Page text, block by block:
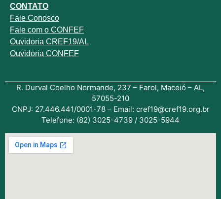
CONTATO
Fale Conosco
Fale com o CONFEF
Ouvidoria CREF19/AL
Ouvidoria CONFEF
R. Durval Coelho Normande, 237 – Farol, Maceió – AL,
57055-210
CNPJ: 27.446.441/0001-78 – Email: cref19@cref19.org.br
Telefone: (82) 3025-4739 / 3025-5944